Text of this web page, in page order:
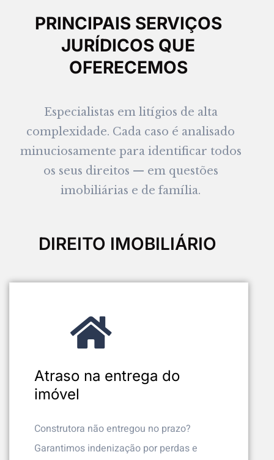
PRINCIPAIS SERVIÇOS
JURÍDICOS QUE
OFERECEMOS
Especialistas em litígios de alta
complexidade. Cada caso é analisado
minuciosamente para identificar todos
os seus direitos — em questões
imobiliárias e de família.
DIREITO IMOBILIÁRIO
Atraso na entrega do
imóvel
Construtora não entregou no prazo?
Garantimos indenização por perdas e